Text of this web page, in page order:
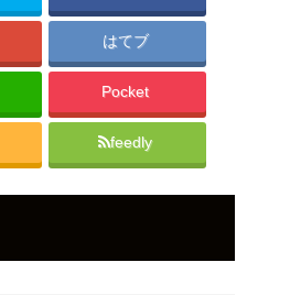
はてブ
Pocket
feedly